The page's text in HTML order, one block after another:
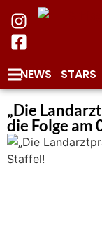
NEWS STARS
„Die
die Folge am